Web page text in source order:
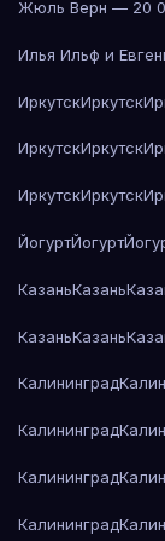
Жюль Верн — 20
Илья Ильф и
ИркутскИркутск
ИркутскИркутск
ИркутскИркутск
ЙогуртЙогурт
КазаньКазань
КазаньКазань
Калининград
Калининград
Калининград
Калининград